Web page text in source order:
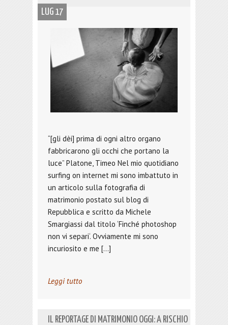
LUG 17
“[gli dèi] prima di ogni altro organo
fabbricarono gli occhi che portano la
luce” Platone, Timeo Nel mio quotidiano
surfing on internet mi sono imbattuto in
un articolo sulla fotografia di
matrimonio postato sul blog di
Repubblica e scritto da Michele
Smargiassi dal titolo ‘Finché photoshop
non vi separi‘. Ovviamente mi sono
incuriosito e me […]
Leggi tutto
IL REPORTAGE DI MATRIMONIO OGGI: A RISCHIO